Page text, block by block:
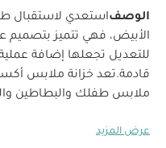
الوصفاستعدي لاستقبال
الأبيض، فهي تتميز
للتعديل تجعلها إضافة
قادمة.تعد خزانة ملابس
ملابس طفلك والبطاطين
طفلك.خصائص المنتجعرض المزيد